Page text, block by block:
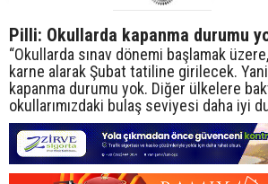
Pilli: Okullarda kapanma durumu
“Okullarda sınav dönemi başlamak
karne alarak Şubat tatiline girilecek.
kapanma durumu yok. Diğer ülkelere
okullarımızdaki bulaş seviyesi daha iyi